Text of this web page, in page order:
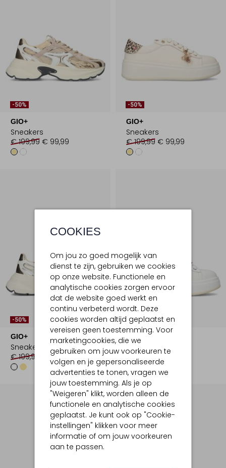
COOKIES
Om jou zo goed mogelijk van
dienst te zijn, gebruiken we cookies
op onze website. Functionele en
analytische cookies zorgen ervoor
dat de website goed werkt en
continu verbeterd wordt. Deze
cookies worden altijd geplaatst en
vereisen geen toestemming. Voor
marketingcookies, die we
gebruiken om jouw voorkeuren te
volgen en je gepersonaliseerde
advertenties te tonen, vragen we
jouw toestemming. Als je op
"Weigeren" klikt, worden alleen de
functionele en analytische cookies
geplaatst. Je kunt ook op "Cookie-
instellingen" klikken voor meer
informatie of om jouw voorkeuren
aan te passen.
-50%
GIO+
Sneakers
€ 199,99 € 99,99
-50%
GIO+
Sneakers
€ 199,99 € 99,99
-50%
GIO+
Sneakers
€ 199,99
€ 99,99
-50%
Sneakers
€ 199,99 € 99,99